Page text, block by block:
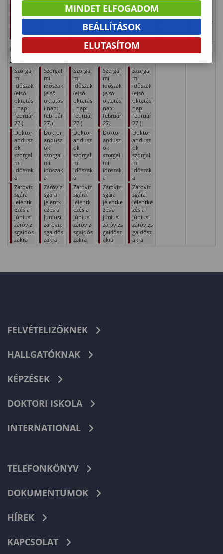
záróviz
zakra
záróviz
zakra
ezés a
júniusi
záróviz
sgaidős
zakra
zés a
júniusi
záróvizs
gaidősz
akra
zés a
júniusi
záróvizs
gaidősz
akra
záróvizs
akra
záróvizs
akra
Hajnalka
27
Szorgal
mi
időszak
(első
oktatás
i nap:
február
27.)
Doktor
andusz
ok
szorgal
mi
időszak
a
Záróviz
sgára
jelentk
ezés a
júniusi
záróviz
sgaidős
zakra
Szorgal
mi
időszak
(első
oktatás
i nap:
február
27.)
Doktor
andusz
ok
szorgal
mi
időszak
a
Záróviz
sgára
jelentk
ezés a
júniusi
záróviz
sgaidős
zakra
Auguszta
Szorgal
mi
időszak
(első
oktatás
i nap:
február
27.)
Doktor
andusz
ok
szorgal
mi
időszak
a
Záróviz
sgára
jelentk
ezés a
júniusi
záróviz
sgaidős
zakra
Zalán
Szorgal
mi
időszak
(első
oktatási
nap:
február
27.)
Doktor
andusz
ok
szorgal
mi
időszak
a
Záróviz
sgára
jelentke
zés a
júniusi
záróvizs
gaidősz
akra
Árpád
Szorgal
mi
időszak
(első
oktatási
nap:
február
27.)
Doktor
andusz
ok
szorgal
mi
időszak
a
Záróviz
sgára
jelentke
zés a
júniusi
záróvizs
gaidősz
akra
FELVÉTELIZŐKNEK
HALLGATÓKNAK
KÉPZÉSEK
DOKTORI ISKOLA
INTERNATIONAL
TELEFONKÖNYV
DOKUMENTUMOK
HÍREK
KAPCSOLAT
MINDET ELFOGADOM
BEÁLLÍTÁSOK
ELUTASÍTOM